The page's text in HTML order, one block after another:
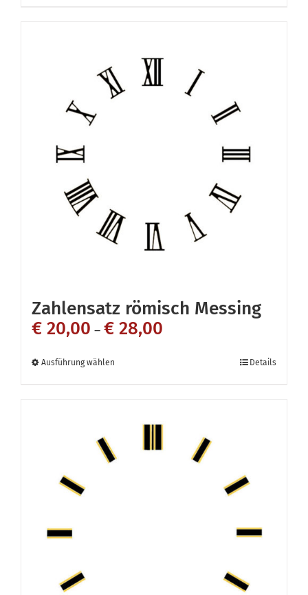
Zahlensatz römisch Messing
€ 20,00 – € 28,00
Ausführung wählen
mehrere
Varianten
Details